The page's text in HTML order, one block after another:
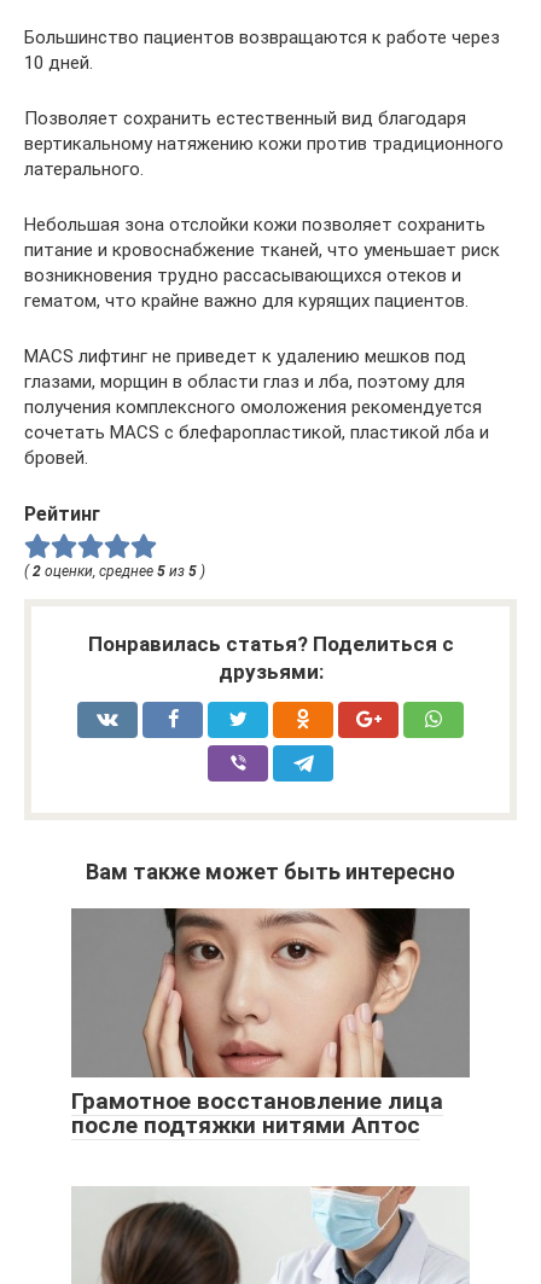
Большинство пациентов возвращаются к работе через
10 дней.
Позволяет сохранить естественный вид благодаря
вертикальному натяжению кожи против традиционного
латерального.
Небольшая зона отслойки кожи позволяет сохранить
питание и кровоснабжение тканей, что уменьшает риск
возникновения трудно рассасывающихся отеков и
гематом, что крайне важно для курящих пациентов.
MACS лифтинг не приведет к удалению мешков под
глазами, морщин в области глаз и лба, поэтому для
получения комплексного омоложения рекомендуется
сочетать MACS с блефаропластикой, пластикой лба и
бровей.
Рейтинг
( 2 оценки, среднее 5 из 5 )
Понравилась статья? Поделиться с
друзьями:
Вам также может быть интересно
Грамотное восстановление лица
после подтяжки нитями Аптос